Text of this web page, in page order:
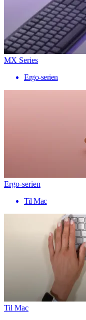
MX Series
Ergo-serien
Ergo-serien
Til Mac
Til Mac